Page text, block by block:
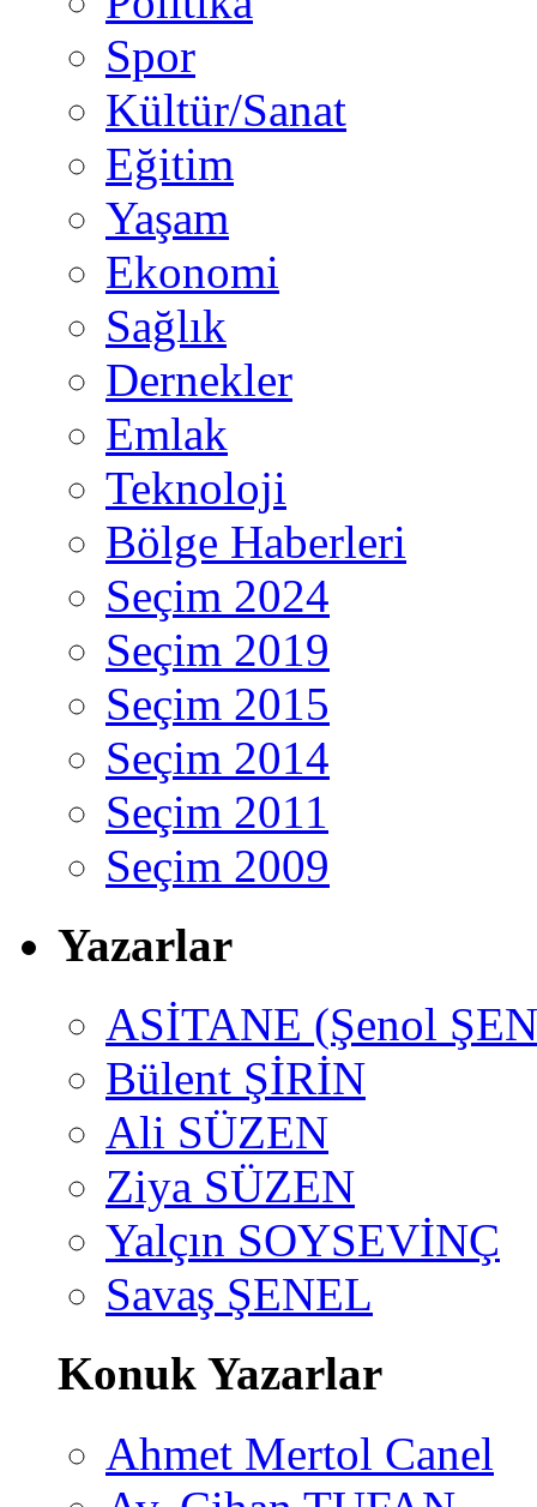
Spor
Kültür/Sanat
Eğitim
Yaşam
Ekonomi
Sağlık
Dernekler
Emlak
Teknoloji
Bölge Haberleri
Seçim 2024
Seçim 2019
Seçim 2015
Seçim 2014
Seçim 2011
Seçim 2009
Yazarlar
ASİTANE (Şenol
Bülent ŞİRİN
Ali SÜZEN
Ziya SÜZEN
Yalçın SOYSEVİNÇ
Savaş ŞENEL
Konuk Yazarlar
Ahmet Mertol Canel